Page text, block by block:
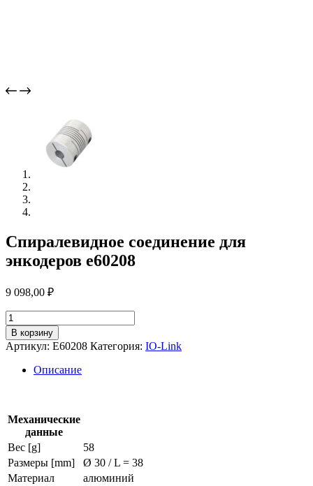
Спиралевидное соединение для
энкодеров e60208
9 098,00 ₽
Количество
товара
Спиралевидное
соединение
энкодеров
В корзину
Артикул: E60208 Категория: IO-Link
Описание
Механические
данные
Вес [g]
58
Размеры [mm]
Ø 30 / L = 38
Материал
алюминий